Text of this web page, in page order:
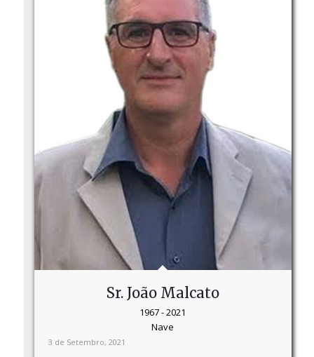
Sr. João Malcato
1967 - 2021
Nave
3 de Setembro, 2021